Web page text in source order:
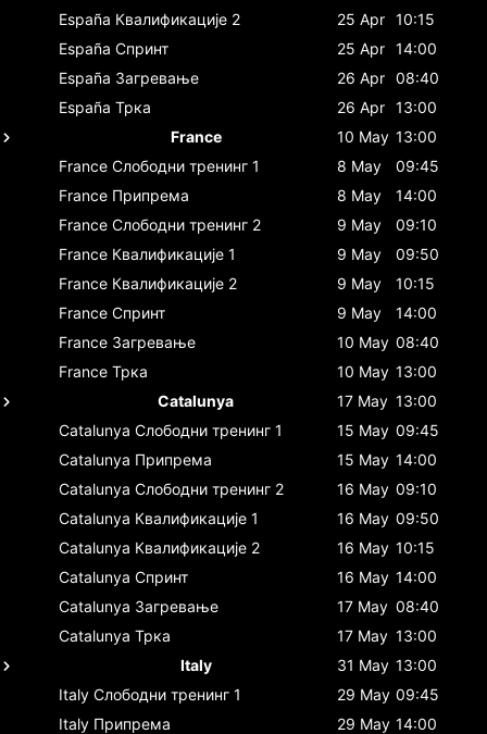
España Квалификације 2 25 Apr 10:15
España Спринт 25 Apr 14:00
España Загревање 26 Apr 08:40
España Трка 26 Apr 13:00
France
10 May 13:00
France Слободни тренинг 1 8 May
09:45
France Припрема 8 May
14:00
France Слободни тренинг 2 9 May
09:10
France Квалификације 1 9 May
09:50
France Квалификације 2 9 May
10:15
France Спринт 9 May
14:00
France Загревање 10 May 08:40
France Трка 10 May 13:00
Catalunya
17 May 13:00
Catalunya Слободни тренинг 1 15 May 09:45
Catalunya Припрема 15 May 14:00
Catalunya Слободни тренинг 2 16 May 09:10
Catalunya Квалификације 1 16 May 09:50
Catalunya Квалификације 2 16 May 10:15
Catalunya Спринт 16 May 14:00
Catalunya Загревање 17 May 08:40
Catalunya Трка 17 May 13:00
Italy
31 May 13:00
Italy Слободни тренинг 1 29 May 09:45
Italy Припрема 29 May 14:00